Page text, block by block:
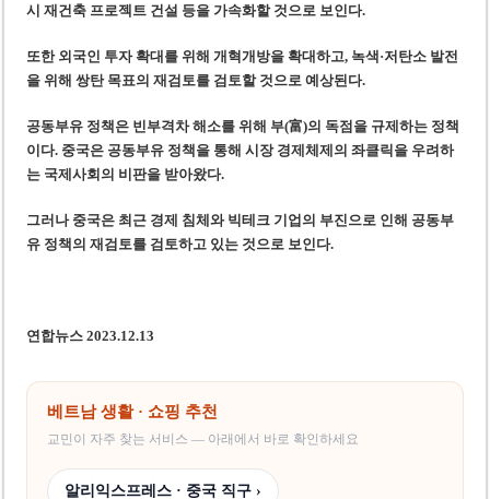
시 재건축 프로젝트 건설 등을 가속화할 것으로 보인다.
또한 외국인 투자 확대를 위해 개혁개방을 확대하고, 녹색·저탄소 발전
을 위해 쌍탄 목표의 재검토를 검토할 것으로 예상된다.
공동부유 정책은 빈부격차 해소를 위해 부(富)의 독점을 규제하는 정책
이다. 중국은 공동부유 정책을 통해 시장 경제체제의 좌클릭을 우려하
는 국제사회의 비판을 받아왔다.
그러나 중국은 최근 경제 침체와 빅테크 기업의 부진으로 인해 공동부
유 정책의 재검토를 검토하고 있는 것으로 보인다.
연합뉴스 2023.12.13
베트남 생활 · 쇼핑 추천
교민이 자주 찾는 서비스 — 아래에서 바로 확인하세요
알리익스프레스 · 중국 직구 ›